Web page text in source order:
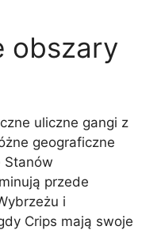
obszary
uliczne gangi z
geograficzne
Stanów
przede
i
Crips mają swoje